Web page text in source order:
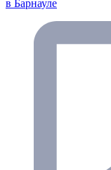
в Барнауле